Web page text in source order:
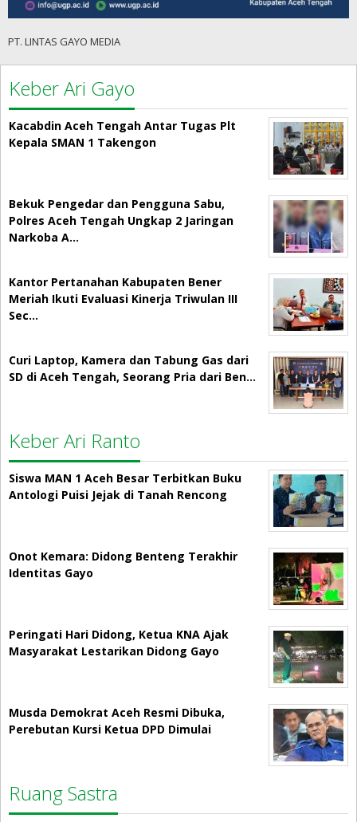
PT. LINTAS GAYO MEDIA
Keber Ari Gayo
Kacabdin Aceh Tengah Antar Tugas Plt
Kepala SMAN 1 Takengon
Bekuk Pengedar dan Pengguna Sabu,
Polres Aceh Tengah Ungkap 2 Jaringan
Narkoba A…
Kantor Pertanahan Kabupaten Bener
Meriah Ikuti Evaluasi Kinerja Triwulan III
Sec…
Curi Laptop, Kamera dan Tabung Gas dari
SD di Aceh Tengah, Seorang Pria dari Ben…
Keber Ari Ranto
Siswa MAN 1 Aceh Besar Terbitkan Buku
Antologi Puisi Jejak di Tanah Rencong
Onot Kemara: Didong Benteng Terakhir
Identitas Gayo
Peringati Hari Didong, Ketua KNA Ajak
Masyarakat Lestarikan Didong Gayo
Musda Demokrat Aceh Resmi Dibuka,
Perebutan Kursi Ketua DPD Dimulai
Ruang Sastra